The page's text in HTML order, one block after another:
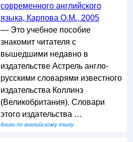
современного английского
языка, Карпова О.М., 2005
— Это учебное пособие
знакомит читателя с
вышедшими недавно в
издательстве Астрель англо-
русскими словарями известного
издательства Коллинз
(Великобритания). Словари
этого издательства …
Книги по английскому языку